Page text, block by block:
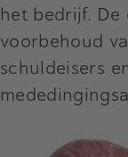
het bedrijf. De
voorbehoud
schuldeisers